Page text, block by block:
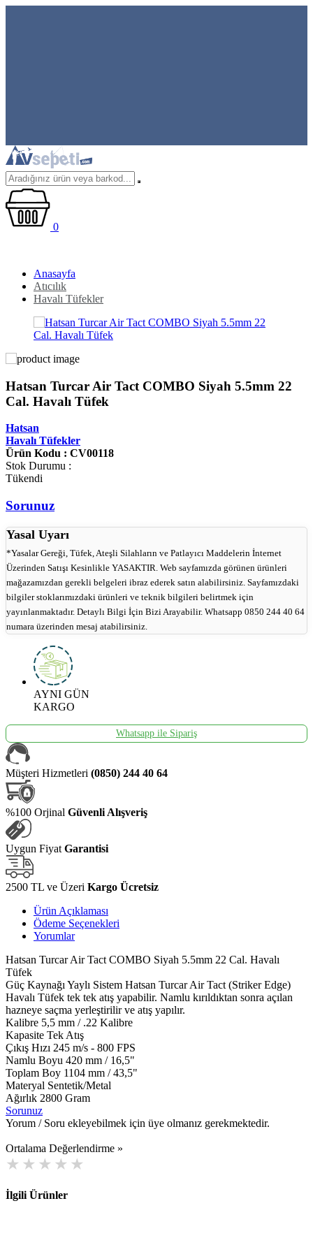
0
Anasayfa
Atıcılık
Havalı Tüfekler
Hatsan Turcar Air Tact COMBO Siyah 5.5mm 22
Cal. Havalı Tüfek
Hatsan
Havalı Tüfekler
Ürün Kodu : CV00118
Stok Durumu :
Tükendi
Sorunuz
Yasal Uyarı
*Yasalar Gereği, Tüfek, Ateşli Silahların ve Patlayıcı Maddelerin İnternet
Üzerinden Satışı Kesinlikle YASAKTIR. Web sayfamızda görünen ürünleri
mağazamızdan gerekli belgeleri ibraz ederek satın alabilirsiniz. Sayfamızdaki
bilgiler stoklarımızdaki ürünleri ve teknik bilgileri belirtmek için
yayınlanmaktadır. Detaylı Bilgi İçin Bizi Arayabilir. Whatsapp 0850 244 40 64
numara üzerinden mesaj atabilirsiniz.
AYNI GÜN
KARGO
Whatsapp ile Sipariş
Müşteri Hizmetleri (0850) 244 40 64
%100 Orjinal Güvenli Alışveriş
Uygun Fiyat Garantisi
2500 TL ve Üzeri Kargo Ücretsiz
Ürün Açıklaması
Ödeme Seçenekleri
Yorumlar
Hatsan Turcar Air Tact COMBO Siyah 5.5mm 22 Cal. Havalı
Tüfek
Güç Kaynağı Yaylı Sistem Hatsan Turcar Air Tact (Striker Edge)
Havalı Tüfek tek tek atış yapabilir. Namlu kırıldıktan sonra açılan
hazneye saçma yerleştirilir ve atış yapılır.
Kalibre 5,5 mm / .22 Kalibre
Kapasite Tek Atış
Çıkış Hızı 245 m/s - 800 FPS
Namlu Boyu 420 mm / 16,5"
Toplam Boy 1104 mm / 43,5"
Materyal Sentetik/Metal
Ağırlık 2800 Gram
Sorunuz
Yorum / Soru ekleyebilmek için üye olmanız gerekmektedir.
Ortalama Değerlendirme »
İlgili Ürünler